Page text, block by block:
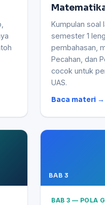
Kumpulan soal
semester 1
pembahasan,
Pecahan, dan
cocok untuk
UAS.
Baca materi →
BAB 3
BAB 3 — POLA